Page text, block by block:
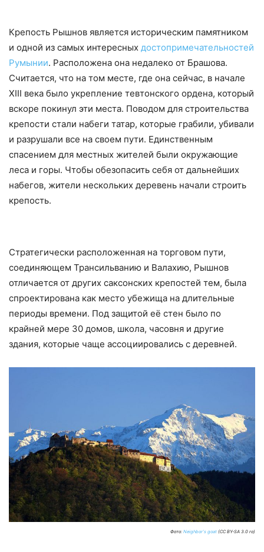
Крепость Рышнов является историческим памятником
и одной из самых интересных достопримечательностей
Румынии. Расположена она недалеко от Брашова.
Считается, что на том месте, где она сейчас, в начале
XIII века было укрепление тевтонского ордена, который
вскоре покинул эти места. Поводом для строительства
крепости стали набеги татар, которые грабили, убивали
и разрушали все на своем пути. Единственным
спасением для местных жителей были окружающие
леса и горы. Чтобы обезопасить себя от дальнейших
набегов, жители нескольких деревень начали строить
крепость.
Стратегически расположенная на торговом пути,
соединяющем Трансильванию и Валахию, Рышнов
отличается от других саксонских крепостей тем, была
спроектирована как место убежища на длительные
периоды времени. Под защитой её стен было по
крайней мере 30 домов, школа, часовня и другие
здания, которые чаще ассоциировались с деревней.
Фото: Neighbor's goat (CC BY-SA 3.0 ro)